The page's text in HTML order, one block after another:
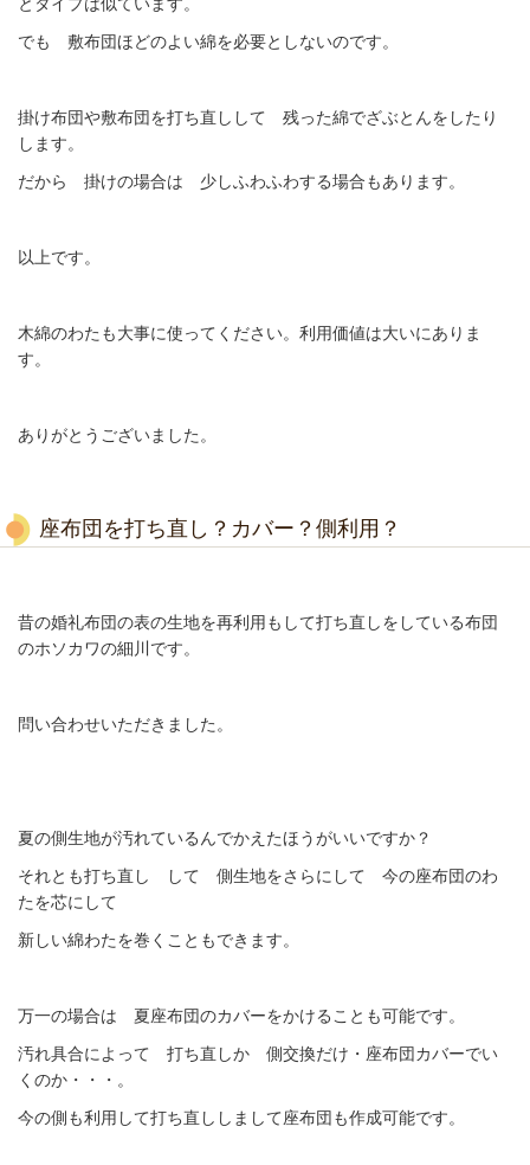
でも 敷布団ほどのよい綿を必要としないのです。
掛け布団や敷布団を打ち直しして 残った綿でざぶとんをしたり
します。
だから 掛けの場合は 少しふわふわする場合もあります。
以上です。
木綿のわたも大事に使ってください。利用価値は大いにありま
す。
ありがとうございました。
座布団を打ち直し？カバー？側利用？
昔の婚礼布団の表の生地を再利用もして打ち直しをしている布団
のホソカワの細川です。
問い合わせいただきました。
夏の側生地が汚れているんでかえたほうがいいですか？
それとも打ち直し して 側生地をさらにして 今の座布団のわ
たを芯にして
新しい綿わたを巻くこともできます。
万一の場合は 夏座布団のカバーをかけることも可能です。
汚れ具合によって 打ち直しか 側交換だけ・座布団カバーでい
くのか・・・。
今の側も利用して打ち直ししまして座布団も作成可能です。